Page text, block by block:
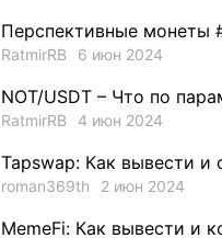
Перспективные монеты
RatmirRB 6 июн 2024
NOT/USDT – Что по
RatmirRB 4 июн 2024
Tapswap: Как вывести и
roman369th 2 июн 2024
MemeFi: Как вывести и